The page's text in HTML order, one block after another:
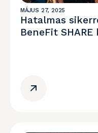
MÁJUS 27, 2025
Hatalmas
BeneFit